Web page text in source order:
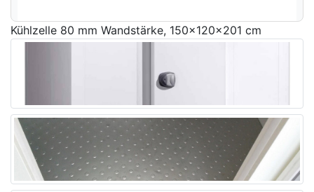
Kühlzelle 80 mm Wandstärke, 150x120x201 cm